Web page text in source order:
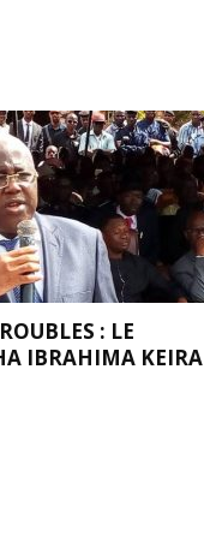
: LE
IBRAHIMA KEIRA